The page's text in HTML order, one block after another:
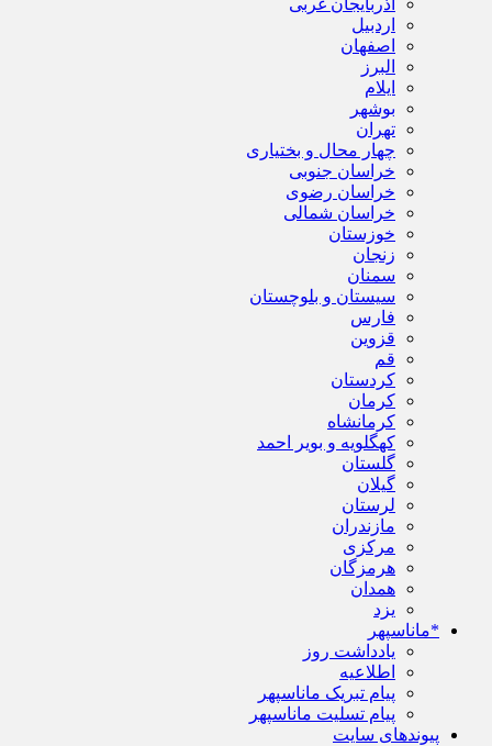
آذربایجان غربی
اردبیل
اصفهان
البرز
ایلام
بوشهر
تهران
چهار محال و بختیاری
خراسان جنوبی
خراسان رضوی
خراسان شمالی
خوزستان
زنجان
سمنان
سیستان و بلوچستان
فارس
قزوین
قم
کردستان
کرمان
کرمانشاه
کهگلویه و بویر احمد
گلستان
گیلان
لرستان
مازندران
مرکزی
هرمزگان
همدان
یزد
*ماناسپهر
یادداشت روز
اطلاعیه
پیام تبریک ماناسپهر
پیام تسلیت ماناسپهر
پیوندهای سایت